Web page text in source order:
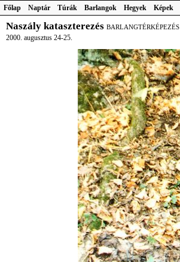
Főlap Naptár Túrák Barlangok Hegyek Képek
Naszály kataszterezés BARLANGTÉRKÉPEZÉS
2000. augusztus 24-25.